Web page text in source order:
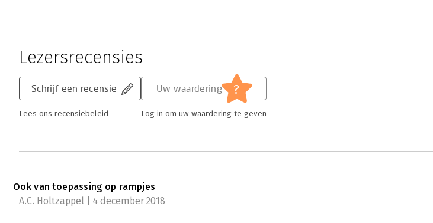
Lezersrecensies
Schrijf een recensie
Lees ons recensiebeleid
Uw waardering ?
Log in om uw waardering te geven
Ook van toepassing op rampjes
A.C. Holtzappel | 4 december 2018